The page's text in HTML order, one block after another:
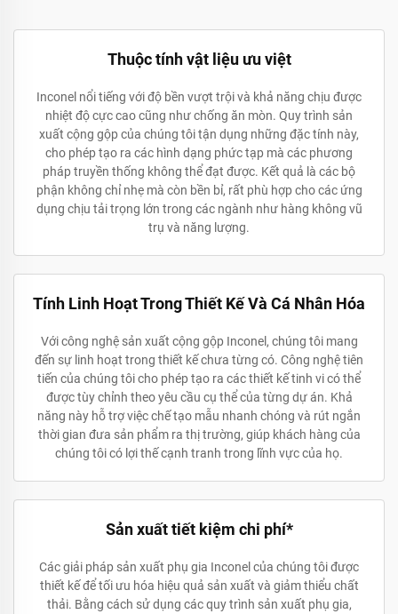
Thuộc tính vật liệu ưu việt
Inconel nổi tiếng với độ bền vượt trội và khả năng chịu được
nhiệt độ cực cao cũng như chống ăn mòn. Quy trình sản
xuất cộng gộp của chúng tôi tận dụng những đặc tính này,
cho phép tạo ra các hình dạng phức tạp mà các phương
pháp truyền thống không thể đạt được. Kết quả là các bộ
phận không chỉ nhẹ mà còn bền bỉ, rất phù hợp cho các ứng
dụng chịu tải trọng lớn trong các ngành như hàng không vũ
trụ và năng lượng.
Tính Linh Hoạt Trong Thiết Kế Và Cá Nhân Hóa
Với công nghệ sản xuất cộng gộp Inconel, chúng tôi mang
đến sự linh hoạt trong thiết kế chưa từng có. Công nghệ tiên
tiến của chúng tôi cho phép tạo ra các thiết kế tinh vi có thể
được tùy chỉnh theo yêu cầu cụ thể của từng dự án. Khả
năng này hỗ trợ việc chế tạo mẫu nhanh chóng và rút ngắn
thời gian đưa sản phẩm ra thị trường, giúp khách hàng của
chúng tôi có lợi thế cạnh tranh trong lĩnh vực của họ.
Sản xuất tiết kiệm chi phí*
Các giải pháp sản xuất phụ gia Inconel của chúng tôi được
thiết kế để tối ưu hóa hiệu quả sản xuất và giảm thiểu chất
thải. Bằng cách sử dụng các quy trình sản xuất phụ gia,